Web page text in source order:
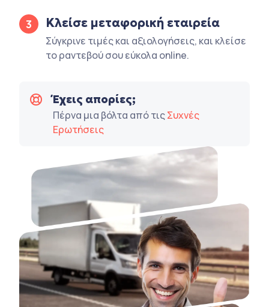
3 Κλείσε μεταφορική εταιρεία
Σύγκρινε τιμές και αξιολογήσεις, και κλείσε
το ραντεβού σου εύκολα online.
Έχεις απορίες;
Πέρνα μια βόλτα από τιςΣυχνές
Ερωτήσεις